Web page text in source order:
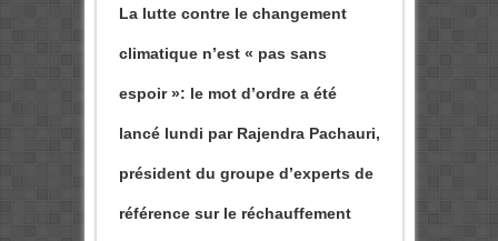
La lutte contre le changement
climatique n’est « pas sans
espoir »: le mot d’ordre a été
lancé lundi par Rajendra Pachauri,
président du groupe d’experts de
référence sur le réchauffement